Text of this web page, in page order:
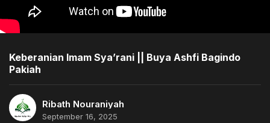
Keberanian Imam Sya’rani || Buya Ashfi Bagindo
Pakiah
Ribath Nouraniyah
September 16, 2025